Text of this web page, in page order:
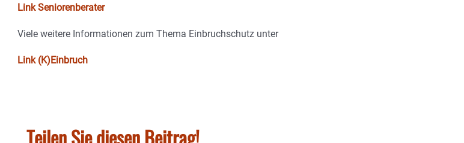
Link Seniorenberater
Viele weitere Informationen zum Thema Einbruchschutz unter
Link (K)Einbruch
Teilen Sie diesen Beitrag!